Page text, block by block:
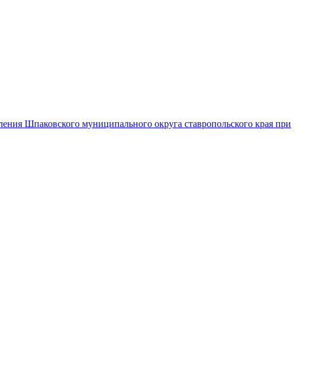
Шпаковского муниципального округа ставропольского края при